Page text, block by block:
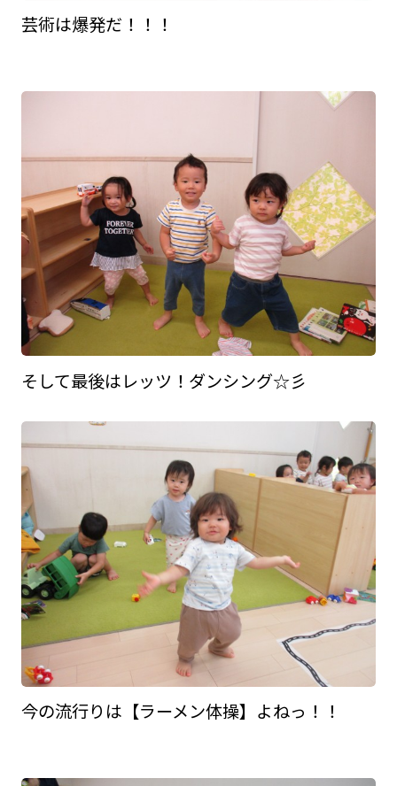
芸術は爆発だ！！！
そして最後はレッツ！ダンシング☆彡
今の流行りは【ラーメン体操】よねっ！！